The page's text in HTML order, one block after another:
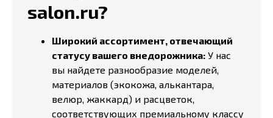
salon.ru?
Широкий ассортимент, отвечающий
статусу вашего внедорожника: У нас
вы найдете разнообразие моделей,
материалов (экокожа, алькантара,
велюр, жаккард) и расцветок,
соответствующих премиальному классу